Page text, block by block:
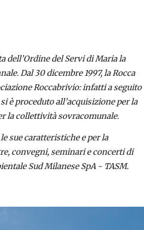
dell’Ordine del Servi di Maria la
Dal 30 dicembre 1997, la Rocca
Roccabrivio: infatti a seguito
è proceduto all’acquisizione per la
la collettività sovracomunale.
sue caratteristiche e per la
convegni, seminari e concerti di
Sud Milanese SpA - TASM.